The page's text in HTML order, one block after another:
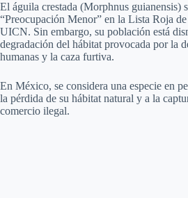
El águila crestada (Morphnus guianensis)
“Preocupación Menor” en la Lista Roja
UICN. Sin embargo, su población está
degradación del hábitat provocada por la
humanas y la caza furtiva.
En México, se considera una especie en
la pérdida de su hábitat natural y a la
comercio ilegal.